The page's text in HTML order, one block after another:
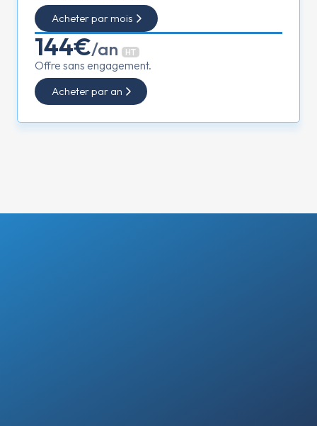
Acheter par mois
144€/an HT
Offre sans engagement.
Acheter par an